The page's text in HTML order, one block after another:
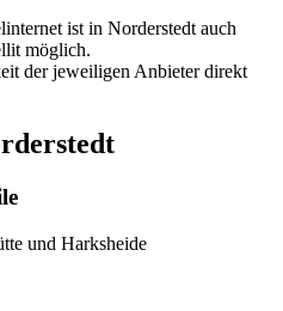
ist in Norderstedt auch
möglich.
der jeweiligen Anbieter direkt
und Harksheide